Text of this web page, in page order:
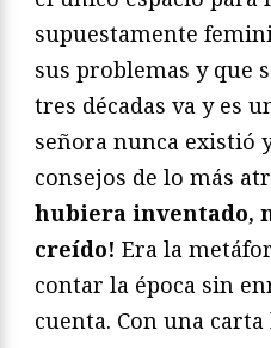
supuestamente
sus problemas y que
tres décadas va y es
señora nunca existió
consejos de lo más
hubiera inventado,
creído! Era la
contar la época sin
cuenta. Con una